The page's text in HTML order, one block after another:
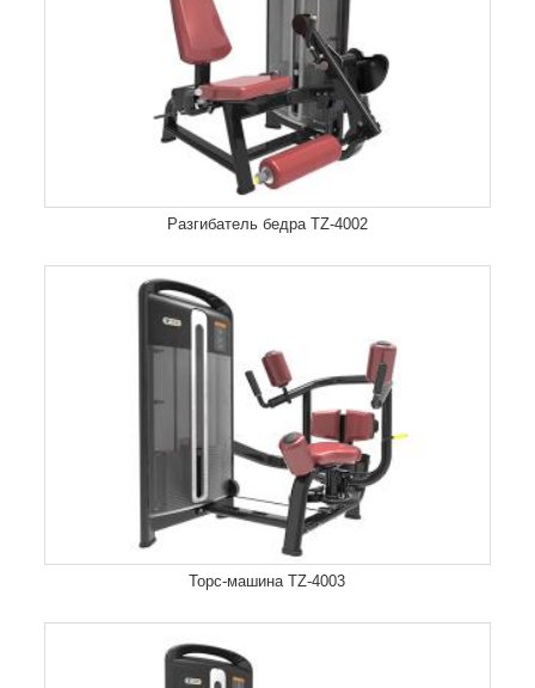
Разгибатель бедра TZ-4002
Торс-машина TZ-4003